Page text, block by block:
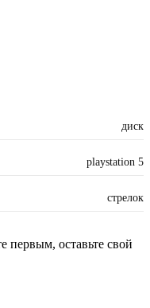
диск
playstation 5
стрелок
первым, оставьте свой